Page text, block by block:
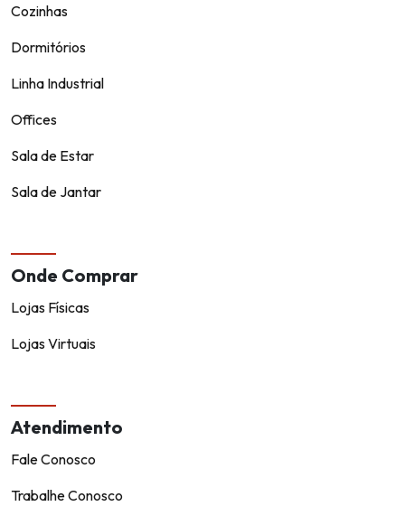
Cozinhas
Dormitórios
Linha Industrial
Offices
Sala de Estar
Sala de Jantar
Onde Comprar
Lojas Físicas
Lojas Virtuais
Atendimento
Fale Conosco
Trabalhe Conosco